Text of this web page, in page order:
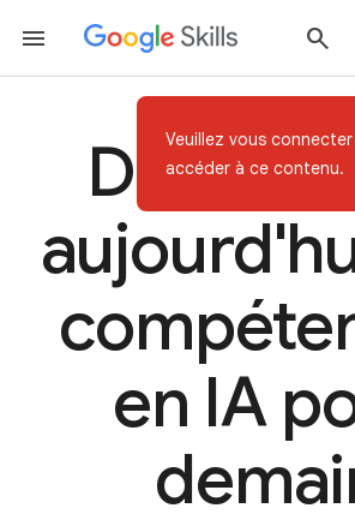
en IA
Veuillez vous
accéder à ce contenu.